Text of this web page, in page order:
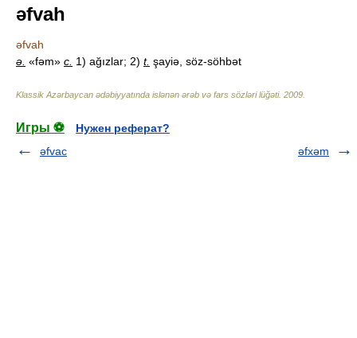
əfvah
əfvah
ə. «fəm» c. 1) ağızlar; 2) t. şayiə, söz-söhbət
Klassik Azərbaycan ədəbiyyatında islənən ərəb və fars sözləri lüğəti. 2009
Игры ⚽
Нужен реферат?
əfvac
əfxəm